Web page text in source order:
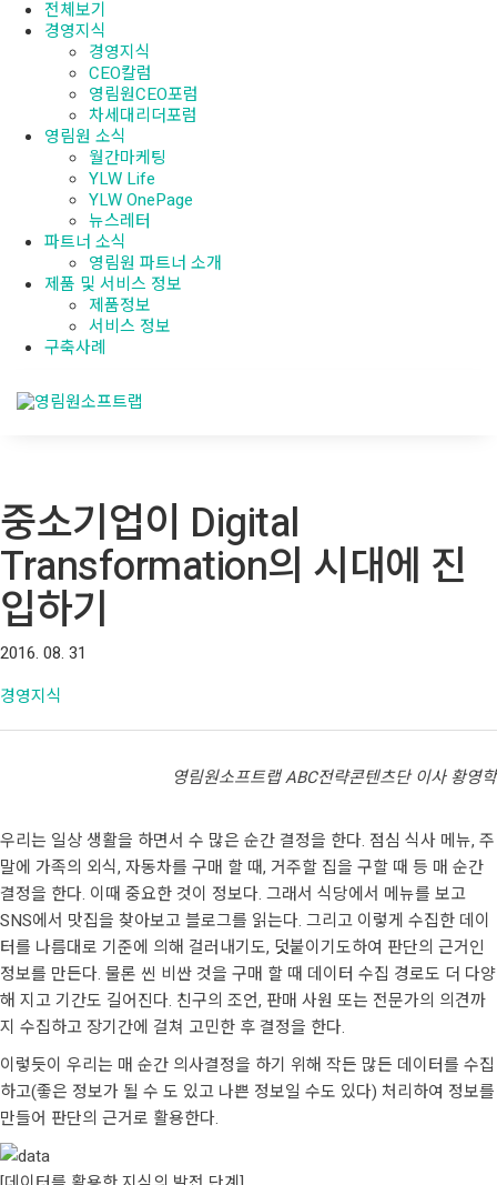
전체보기
경영지식
경영지식
CEO칼럼
영림원CEO포럼
차세대리더포럼
영림원 소식
월간마케팅
YLW Life
YLW OnePage
뉴스레터
파트너 소식
영림원 파트너 소개
제품 및 서비스 정보
제품정보
서비스 정보
구축사례
중소기업이 Digital
Transformation의 시대에 진
입하기
2016. 08. 31
경영지식
영림원소프트랩 ABC전략콘텐츠단 이사 황영학
우리는 일상 생활을 하면서 수 많은 순간 결정을 한다. 점심 식사 메뉴, 주
말에 가족의 외식, 자동차를 구매 할 때, 거주할 집을 구할 때 등 매 순간
결정을 한다. 이때 중요한 것이 정보다. 그래서 식당에서 메뉴를 보고
SNS에서 맛집을 찾아보고 블로그를 읽는다. 그리고 이렇게 수집한 데이
터를 나름대로 기준에 의해 걸러내기도, 덧붙이기도하여 판단의 근거인
정보를 만든다. 물론 씬 비싼 것을 구매 할 때 데이터 수집 경로도 더 다양
해 지고 기간도 길어진다. 친구의 조언, 판매 사원 또는 전문가의 의견까
지 수집하고 장기간에 걸쳐 고민한 후 결정을 한다.
이렇듯이 우리는 매 순간 의사결정을 하기 위해 작든 많든 데이터를 수집
하고(좋은 정보가 될 수 도 있고 나쁜 정보일 수도 있다) 처리하여 정보를
만들어 판단의 근거로 활용한다.